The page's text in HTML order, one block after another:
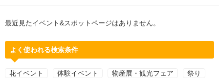
最近見たイベント&スポットページはありません。
よく使われる検索条件
花イベント 体験イベント 物産展・観光フェア 祭り